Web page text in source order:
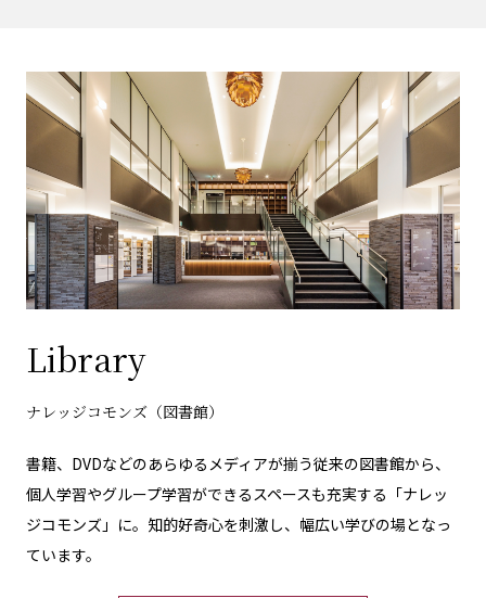
Library
ナレッジコモンズ（図書館）
書籍、DVDなどのあらゆるメディアが揃う従来の図書館から、
個人学習やグループ学習ができるスペースも充実する「ナレッ
ジコモンズ」に。知的好奇心を刺激し、幅広い学びの場となっ
ています。